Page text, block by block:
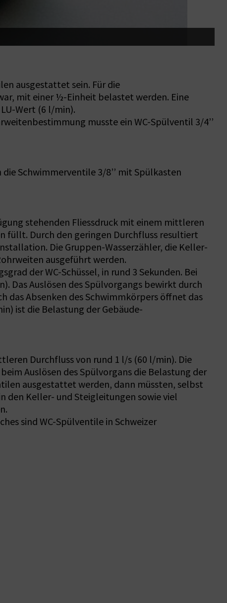
ausgestattet sein. Für die
mit einer ½-Einheit belastet werden. Eine
Wert (6 l/min).
musste ein WC-Spülventil 3/4’’
Schwimmerventile 3/8’’ mit Spülkasten
stehenden Fliessdruck mit einem mittleren
füllt. Durch den geringen Durchfluss resultiert
Die Gruppen-Wasserzähler, die Keller-
ausgeführt werden.
der WC-Schüssel, in rund 3 Sekunden. Bei
Das Auslösen des Spülvorgangs bewirkt durch
das Absenken des Schwimmkörpers öffnet das
ist die Belastung der Gebäude-
Durchfluss von rund 1 l/s (60 l/min). Die
Auslösen des Spülvorgans die Belastung der
ausgestattet werden, dann müssten, selbst
den Keller- und Steigleitungen sowie viel
sind WC-Spülventile in Schweizer